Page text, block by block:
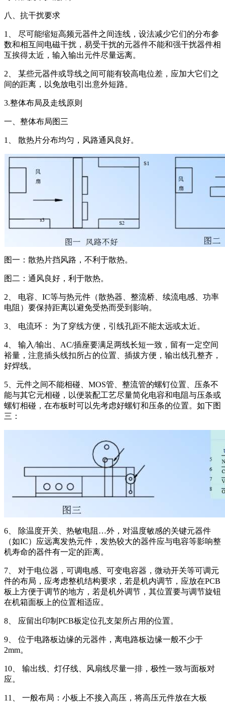
八、抗干扰要求
1、 尽可能缩短高频元器件之间连线，设法减少它们的分布参
数和相互间电磁干扰，易受干扰的元器件不能和强干扰器件相
互挨得太近，输入输出元件尽量远离。
2、 某些元器件或导线之间可能有较高电位差，应加大它们之
间的距离，以免放电引出意外短路。
3.整体布局及走线原则
一、整体布局图三
1、 散热片分布均匀，风路通风良好。
图一：散热片挡风路，不利于散热。
图二：通风良好，利于散热。
2、 电容、IC等与热元件（散热器、整流桥、续流电感、功率
电阻）要保持距离以避免受热而受到影响。
3、 电流环： 为了穿线方便，引线孔距不能太远或太近。
4、 输入/输出、AC/插座要满足两线长短一致，留有一定空间
裕量，注意插头线扣所占的位置、插拔方便，输出线孔整齐，
好焊线。
5、元件之间不能相碰、MOS管、整流管的螺钉位置、压条不
能与其它元相碰，以便装配工艺尽量简化电容和电阻与压条或
螺钉相碰，在布板时可以先考虑好螺钉和压条的位置。如下图
三：
6、 除温度开关、热敏电阻…外，对温度敏感的关键元器件
（如IC）应远离发热元件，发热较大的器件应与电容等影响整
机寿命的器件有一定的距离。
7、 对于电位器，可调电感、可变电容器，微动开关等可调元
件的布局，应考虑整机结构要求，若是机内调节，应放在PCB
板上方便于调节的地方，若是机外调节，其位置要与调节旋钮
在机箱面板上的位置相适应。
8、 应留出印制PCB板定位孔支架所占用的位置。
9、 位于电路板边缘的元器件，离电路板边缘一般不少于
2mm。
10、 输出线、灯仔线、风扇线尽量一排，极性一致与面板对
应。
11、 一般布局：小板上不接入高压，将高压元件放在大板